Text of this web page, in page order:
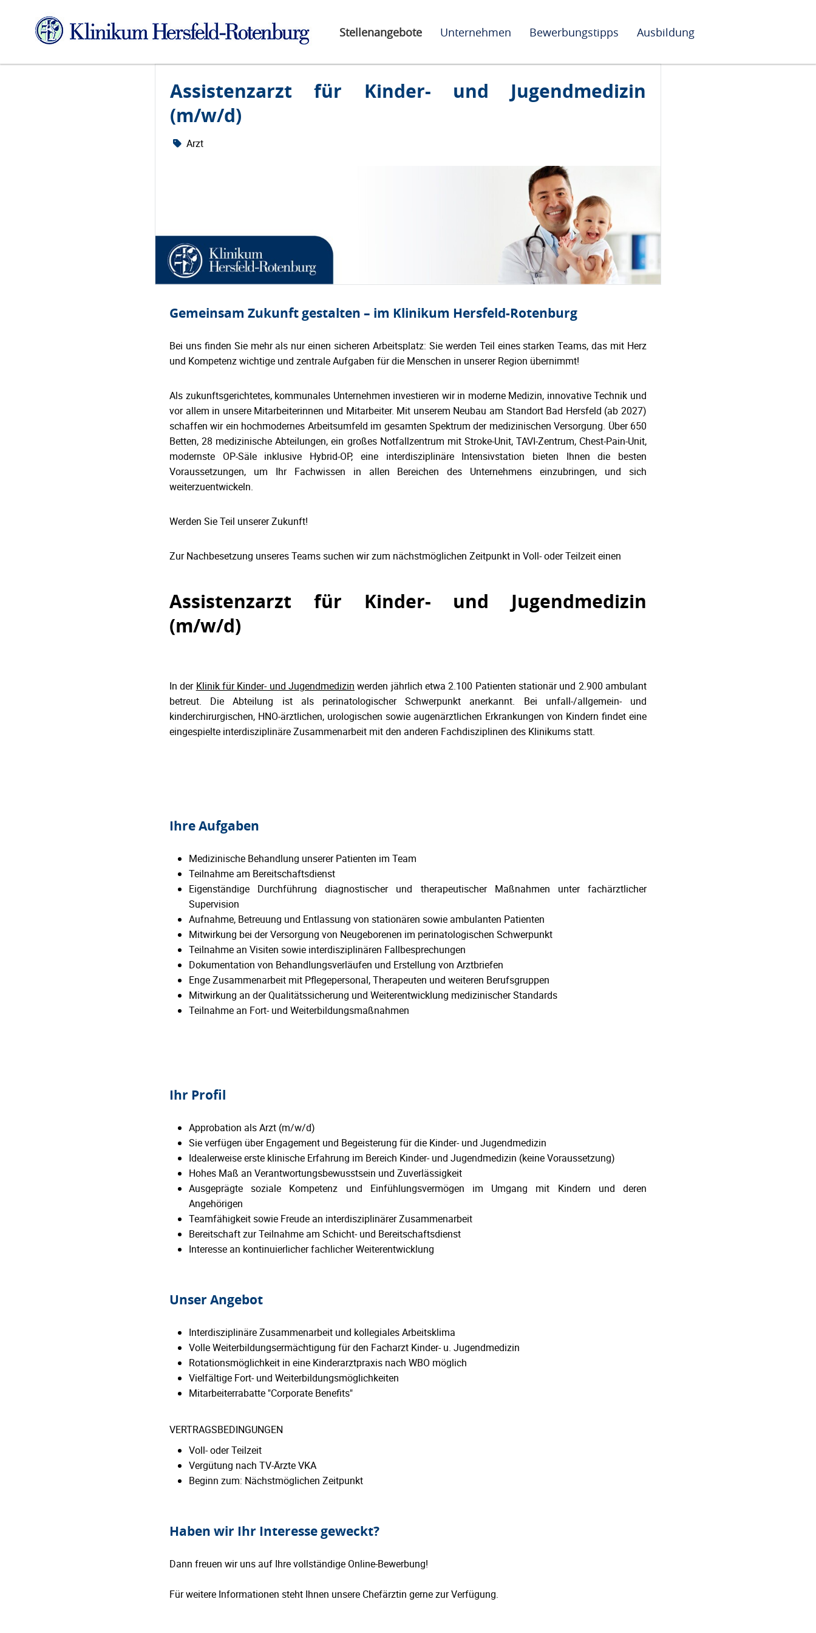
Stellenangebote Unternehmen Bewerbungstipps Ausbildung
Assistenzarzt für Kinder- und Jugendmedizin
(m/w/d)
Arzt
Gemeinsam Zukunft gestalten – im Klinikum Hersfeld-Rotenburg
Bei uns finden Sie mehr als nur einen sicheren Arbeitsplatz: Sie werden Teil eines starken Teams, das mit Herz
und Kompetenz wichtige und zentrale Aufgaben für die Menschen in unserer Region übernimmt!
Als zukunftsgerichtetes, kommunales Unternehmen investieren wir in moderne Medizin, innovative Technik und
vor allem in unsere Mitarbeiterinnen und Mitarbeiter. Mit unserem Neubau am Standort Bad Hersfeld (ab 2027)
schaffen wir ein hochmodernes Arbeitsumfeld im gesamten Spektrum der medizinischen Versorgung. Über 650
Betten, 28 medizinische Abteilungen, ein großes Notfallzentrum mit Stroke-Unit, TAVI-Zentrum, Chest-Pain-Unit,
modernste OP-Säle inklusive Hybrid-OP, eine interdisziplinäre Intensivstation bieten Ihnen die besten
Voraussetzungen, um Ihr Fachwissen in allen Bereichen des Unternehmens einzubringen, und sich
weiterzuentwickeln.
Werden Sie Teil unserer Zukunft!
Zur Nachbesetzung unseres Teams suchen wir zum nächstmöglichen Zeitpunkt in Voll- oder Teilzeit einen
Assistenzarzt für Kinder- und Jugendmedizin
(m/w/d)
In der Klinik für Kinder- und Jugendmedizin werden jährlich etwa 2.100 Patienten stationär und 2.900 ambulant
betreut. Die Abteilung ist als perinatologischer Schwerpunkt anerkannt. Bei unfall-/allgemein- und
kinderchirurgischen, HNO-ärztlichen, urologischen sowie augenärztlichen Erkrankungen von Kindern findet eine
eingespielte interdisziplinäre Zusammenarbeit mit den anderen Fachdisziplinen des Klinikums statt.
Ihre Aufgaben
Medizinische Behandlung unserer Patienten im Team
Teilnahme am Bereitschaftsdienst
Eigenständige Durchführung diagnostischer und therapeutischer Maßnahmen unter fachärztlicher
Supervision
Aufnahme, Betreuung und Entlassung von stationären sowie ambulanten Patienten
Mitwirkung bei der Versorgung von Neugeborenen im perinatologischen Schwerpunkt
Teilnahme an Visiten sowie interdisziplinären Fallbesprechungen
Dokumentation von Behandlungsverläufen und Erstellung von Arztbriefen
Enge Zusammenarbeit mit Pflegepersonal, Therapeuten und weiteren Berufsgruppen
Mitwirkung an der Qualitätssicherung und Weiterentwicklung medizinischer Standards
Teilnahme an Fort- und Weiterbildungsmaßnahmen
Ihr Profil
Approbation als Arzt (m/w/d)
Sie verfügen über Engagement und Begeisterung für die Kinder- und Jugendmedizin
Idealerweise erste klinische Erfahrung im Bereich Kinder- und Jugendmedizin (keine Voraussetzung)
Hohes Maß an Verantwortungsbewusstsein und Zuverlässigkeit
Ausgeprägte soziale Kompetenz und Einfühlungsvermögen im Umgang mit Kindern und deren
Angehörigen
Teamfähigkeit sowie Freude an interdisziplinärer Zusammenarbeit
Bereitschaft zur Teilnahme am Schicht- und Bereitschaftsdienst
Interesse an kontinuierlicher fachlicher Weiterentwicklung
Unser Angebot
Interdisziplinäre Zusammenarbeit und kollegiales Arbeitsklima
Volle Weiterbildungsermächtigung für den Facharzt Kinder- u. Jugendmedizin
Rotationsmöglichkeit in eine Kinderarztpraxis nach WBO möglich
Vielfältige Fort- und Weiterbildungsmöglichkeiten
Mitarbeiterrabatte "Corporate Benefits"
VERTRAGSBEDINGUNGEN
Voll- oder Teilzeit
Vergütung nach TV-Ärzte VKA
Beginn zum: Nächstmöglichen Zeitpunkt
Haben wir Ihr Interesse geweckt?
Dann freuen wir uns auf Ihre vollständige Online-Bewerbung!
Für weitere Informationen steht Ihnen unsere Chefärztin gerne zur Verfügung.